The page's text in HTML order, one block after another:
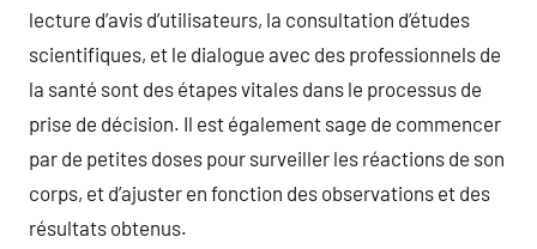
lecture d’avis d’utilisateurs, la consultation d’études
scientifiques, et le dialogue avec des professionnels de
la santé sont des étapes vitales dans le processus de
prise de décision. Il est également sage de commencer
par de petites doses pour surveiller les réactions de son
corps, et d’ajuster en fonction des observations et des
résultats obtenus.